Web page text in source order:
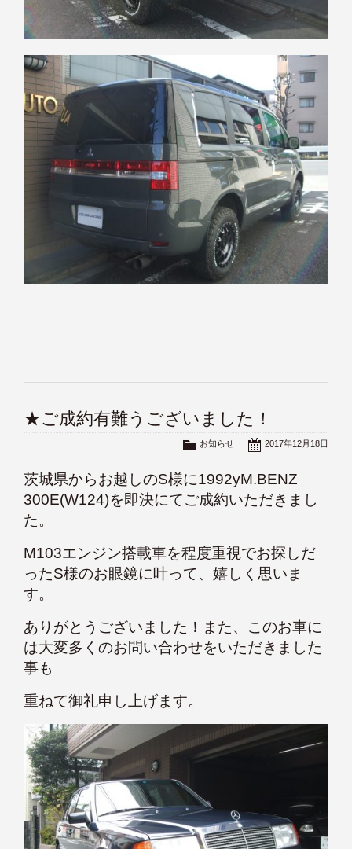
★ご成約有難うございました！
2017年12月18日
お知らせ
茨城県からお越しのS様に1992yM.BENZ
300E(W124)を即決にてご成約いただきまし
た。
M103エンジン搭載車を程度重視でお探しだ
ったS様のお眼鏡に叶って、嬉しく思いま
す。
ありがとうございました！また、このお車に
は大変多くのお問い合わせをいただきました
事も
重ねて御礼申し上げます。